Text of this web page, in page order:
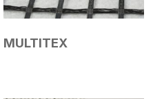
MULTITEX